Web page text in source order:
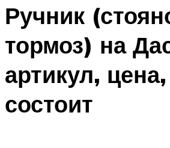
Ручник
тормоз) на
артикул,
состоит